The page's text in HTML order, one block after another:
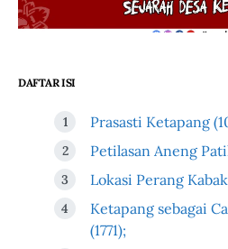
DAFTAR ISI
Prasasti Ketapang
Petilasan Aneng
Lokasi Perang
Ketapang sebagai
(1771);